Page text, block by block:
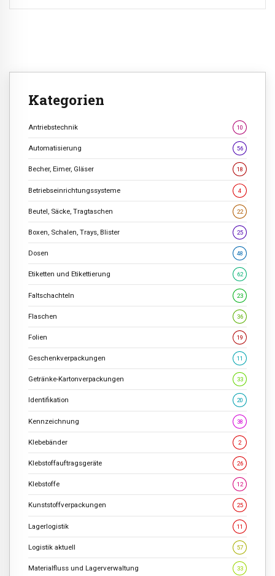
Kategorien
Antriebstechnik 10
Automatisierung 56
Becher, Eimer, Gläser 18
Betriebseinrichtungssysteme 4
Beutel, Säcke, Tragtaschen 22
Boxen, Schalen, Trays, Blister 25
Dosen 48
Etiketten und Etikettierung 62
Faltschachteln 23
Flaschen 36
Folien 19
Geschenkverpackungen 11
Getränke-Kartonverpackungen 33
Identifikation 20
Kennzeichnung 38
Klebebänder 2
Klebstoffauftragsgeräte 26
Klebstoffe 12
Kunststoffverpackungen 25
Lagerlogistik 11
Logistik aktuell 57
Materialfluss und Lagerverwaltung 33